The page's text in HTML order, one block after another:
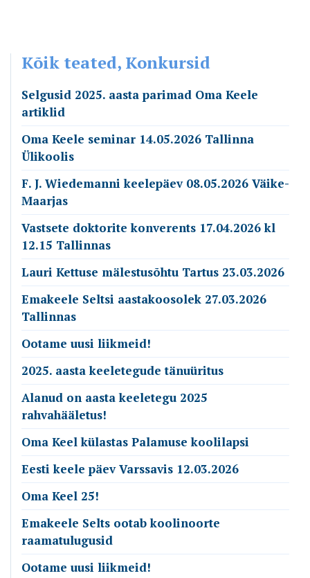
Kõik teated, Konkursid
Selgusid 2025. aasta parimad Oma Keele
artiklid
Oma Keele seminar 14.05.2026 Tallinna
Ülikoolis
F. J. Wiedemanni keelepäev 08.05.2026 Väike-
Maarjas
Vastsete doktorite konverents 17.04.2026 kl
12.15 Tallinnas
Lauri Kettuse mälestusõhtu Tartus 23.03.2026
Emakeele Seltsi aastakoosolek 27.03.2026
Tallinnas
Ootame uusi liikmeid!
2025. aasta keeletegude tänuüritus
Alanud on aasta keeletegu 2025
rahvahääletus!
Oma Keel külastas Palamuse koolilapsi
Eesti keele päev Varssavis 12.03.2026
Oma Keel 25!
Emakeele Selts ootab koolinoorte
raamatulugusid
Ootame uusi liikmeid!